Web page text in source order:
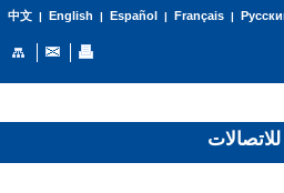
中文| English | Español | Français|